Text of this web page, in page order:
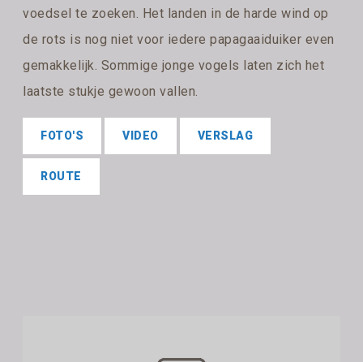
voedsel te zoeken. Het landen in de harde wind op
de rots is nog niet voor iedere papagaaiduiker even
gemakkelijk. Sommige jonge vogels laten zich het
laatste stukje gewoon vallen.
FOTO'S VIDEO VERSLAG
ROUTE